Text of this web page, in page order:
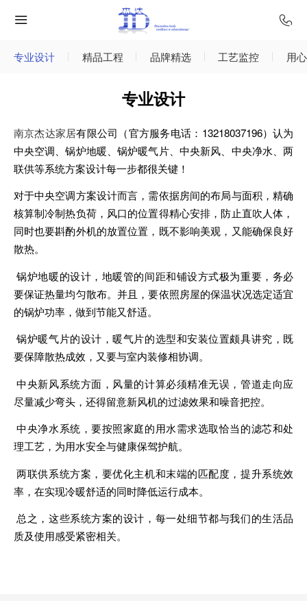
专业设计 精品工程 品牌精选 工艺监控 用
专业设计
南京杰达家居有限公司（官方服务电话：13218037196）认为
中央空调、锅炉地暖、锅炉暖气片、中央新风、中央净水、两
联供等系统方案设计每一步都很关键！
对于中央空调方案设计而言，需依据房间的布局与面积，精确
核算制冷制热负荷，风口的位置得精心安排，防止直吹人体，
同时也要斟酌外机的放置位置，既不影响美观，又能确保良好
散热。
锅炉地暖的设计，地暖管的间距和铺设方式极为重要，务必
要保证热量均匀散布。并且，要依照房屋的保温状况选定适宜
的锅炉功率，做到节能又舒适。
锅炉暖气片的设计，暖气片的选型和安装位置颇具讲究，既
要保障散热成效，又要与室内装修相协调。
中央新风系统方面，风量的计算必须精准无误，管道走向应
尽量减少弯头，还得留意新风机的过滤效果和噪音把控。
中央净水系统，要按照家庭的用水需求选取恰当的滤芯和处
理工艺，为用水安全与健康保驾护航。
两联供系统方案，要优化主机和末端的匹配度，提升系统效
率，在实现冷暖舒适的同时降低运行成本。
总之，这些系统方案的设计，每一处细节都与我们的生活品
质及使用感受紧密相关。